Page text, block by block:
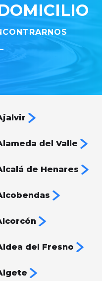
del Valle
de Henares
del Fresno